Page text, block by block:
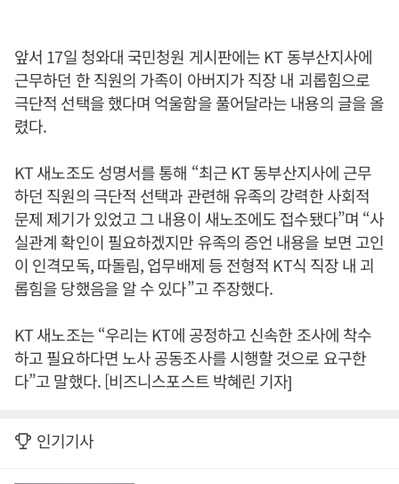
앞서 17일 청와대 국민청원 게시판에는 KT 동부산지사에
근무하던 한 직원의 가족이 아버지가 직장 내 괴롭힘으로
극단적 선택을 했다며 억울함을 풀어달라는 내용의 글을 올
렸다.
KT 새노조도 성명서를 통해 “최근 KT 동부산지사에 근무
하던 직원의 극단적 선택과 관련해 유족의 강력한 사회적
문제 제기가 있었고 그 내용이 새노조에도 접수됐다”며 “사
실관계 확인이 필요하겠지만 유족의 증언 내용을 보면 고인
이 인격모독, 따돌림, 업무배제 등 전형적 KT식 직장 내 괴
롭힘을 당했음을 알 수 있다”고 주장했다.
KT 새노조는 “우리는 KT에 공정하고 신속한 조사에 착수
하고 필요하다면 노사 공동조사를 시행할 것으로 요구한
다”고 말했다. [비즈니스포스트 박혜린 기자]
인기기사